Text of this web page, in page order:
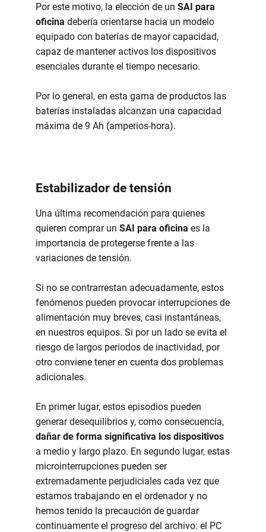
Por este motivo, la elección de un SAI para
oficina debería orientarse hacia un modelo
equipado con baterías de mayor capacidad,
capaz de mantener activos los dispositivos
esenciales durante el tiempo necesario.
Por lo general, en esta gama de productos las
baterías instaladas alcanzan una capacidad
máxima de 9 Ah (amperios-hora).
Estabilizador de tensión
Una última recomendación para quienes
quieren comprar un SAI para oficina es la
importancia de protegerse frente a las
variaciones de tensión.
Si no se contrarrestan adecuadamente, estos
fenómenos pueden provocar interrupciones de
alimentación muy breves, casi instantáneas,
en nuestros equipos. Si por un lado se evita el
riesgo de largos periodos de inactividad, por
otro conviene tener en cuenta dos problemas
adicionales.
En primer lugar, estos episodios pueden
generar desequilibrios y, como consecuencia,
dañar de forma significativa los dispositivos
a medio y largo plazo. En segundo lugar, estas
microinterrupciones pueden ser
extremadamente perjudiciales cada vez que
estamos trabajando en el ordenador y no
hemos tenido la precaución de guardar
continuamente el progreso del archivo: el PC